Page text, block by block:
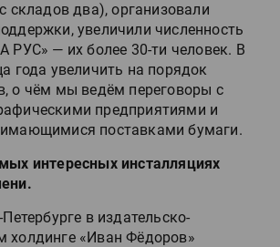
складов два), организовали
увеличили численность
РУС» — их более 30-ти человек. В
года увеличить на порядок
о чём мы ведём переговоры с
предприятиями и
поставками бумаги.
интересных инсталляциях
в издательско-
холдинге «Иван Фёдоров»